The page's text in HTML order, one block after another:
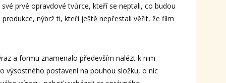
prvé opravdové tvůrce, kteří se neptali, co budou
nýbrž ti, kteří ještě nepřestali věřit, že film
a formu znamenalo především nalézt k nim
výsostného postavení na pouhou složku, o nic